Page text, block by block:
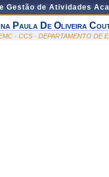
Gestão de Atividades
Paula De Oliveira
- CCS - DEPARTAMENTO DE